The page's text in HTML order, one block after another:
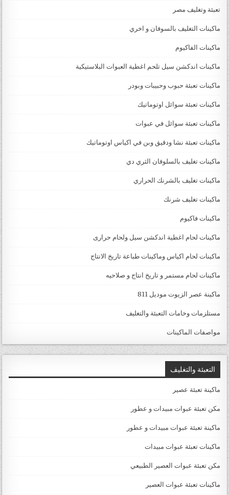
تعبئة وتغليف مصر
ماكينات التغليف بالسوفان و اخري
ماكينات الفاكيوم
ماكينات اندكشن سيل تلحم اغطية العبوات البلاستيكية
ماكينات تعبئة حبوب وحبيبات وبودر
ماكينات تعبئة سوائل اوتوماتيك
ماكينات تعبئة سوائل في عبوات
ماكينات تعبئة نشا ودقيق وبن في اكياس اوتوماتيك
ماكينات تغليف بالسلوفان الثري دي
ماكينات تغليف بالشرنك الحراري
ماكينات تغليف شرنك
ماكينات فاكيوم
ماكينات لحام اغطية اندكشن سيل ولحام حرارى
ماكينات لحام اكياس وماكينات طباعة تاريخ الانتاج
ماكينات لحام مستمر و تاريخ انتاج و صلاحيه
ماكينة عصر الزيوت موديل 811
مستلزمات وخامات التعبئة والتغليف
مواصفات الماكينات
التعبئة والتغليف
ماكينة تعبئة عصير
مكن تعبئة عبوات مبيدات و عطور
ماكينة تعبئة عبوات مبيدات و عطور
ماكينات تعبئة عبوات مبيدات
مكن تعبئة عبوات العصير الطبيعي
ماكينات تعبئة عبوات العصير